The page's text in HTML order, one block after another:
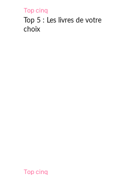
Top cinq
Top 5 : Les livres de votre
choix
Top cinq